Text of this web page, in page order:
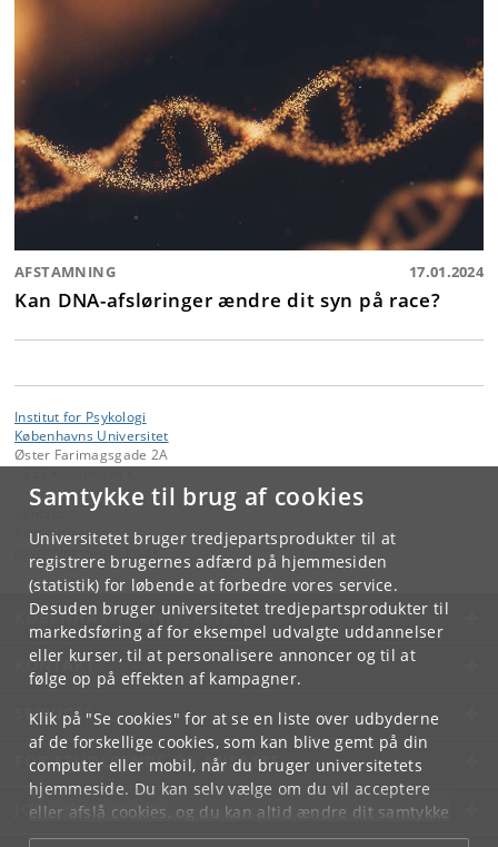
Samtykke til brug af cookies
Universitetet bruger tredjepartsprodukter til at
registrere brugernes adfærd på hjemmesiden
(statistik) for løbende at forbedre vores service.
Desuden bruger universitetet tredjepartsprodukter til
markedsføring af for eksempel udvalgte uddannelser
eller kurser, til at personalisere annoncer og til at
følge op på effekten af kampagner.
Klik på "Se cookies" for at se en liste over udbyderne
af de forskellige cookies, som kan blive gemt på din
computer eller mobil, når du bruger universitetets
hjemmeside. Du kan selv vælge om du vil acceptere
eller afslå cookies, og du kan altid ændre dit samtykke
underCookie- og privatlivspolitiksom du finder i
AFSTAMNING 17.01.2024
Kan DNA-afsløringer ændre dit syn på race?
Institut for Psykologi
Københavns Universitet
Øster Farimagsgade 2A
Administration
KØBENHAVNS UNIVERSITET
KONTAKT
SERVICES
FOR STUDERENDE OG ANSATTE
JOB OG KARRIERE